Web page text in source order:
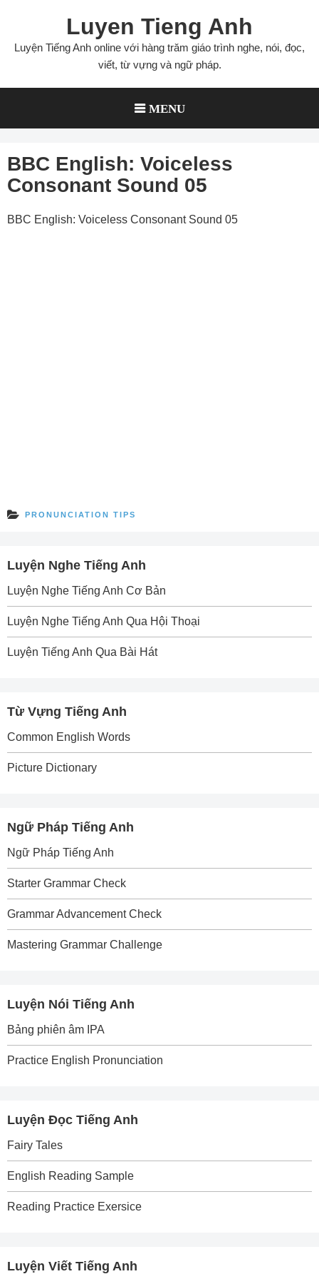
content
Luyen Tieng Anh
Luyện Tiếng Anh online với hàng trăm giáo trình nghe, nói, đọc,
viết, từ vựng và ngữ pháp.
MENU
BBC English: Voiceless
Consonant Sound 05
BBC English: Voiceless Consonant Sound 05
PRONUNCIATION TIPS
Luyện Nghe Tiếng Anh
Luyện Nghe Tiếng Anh Cơ Bản
Luyện Nghe Tiếng Anh Qua Hội Thoại
Luyện Tiếng Anh Qua Bài Hát
Từ Vựng Tiếng Anh
Common English Words
Picture Dictionary
Ngữ Pháp Tiếng Anh
Ngữ Pháp Tiếng Anh
Starter Grammar Check
Grammar Advancement Check
Mastering Grammar Challenge
Luyện Nói Tiếng Anh
Bảng phiên âm IPA
Practice English Pronunciation
Luyện Đọc Tiếng Anh
Fairy Tales
English Reading Sample
Reading Practice Exersice
Luyện Viết Tiếng Anh